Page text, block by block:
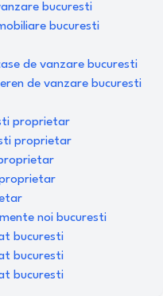
bucuresti
bucuresti
de vanzare bucuresti
de vanzare bucuresti
proprietar
proprietar
noi bucuresti
bucuresti
bucuresti
bucuresti